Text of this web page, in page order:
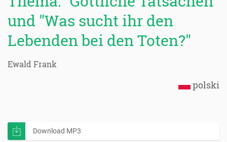
und "Was sucht ihr den
Lebenden bei den Toten?"
Ewald Frank
polski
Download MP3